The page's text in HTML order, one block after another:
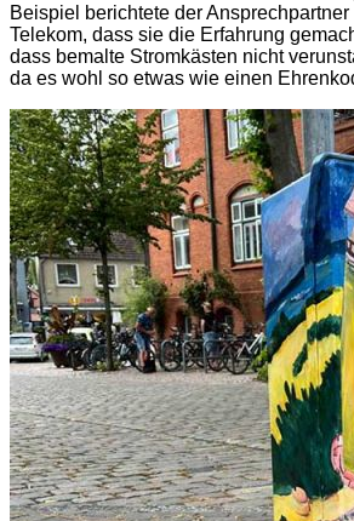
Beispiel berichtete der Ansprechpartner
Telekom, dass sie die Erfahrung
dass bemalte Stromkästen nicht
da es wohl so etwas wie einen